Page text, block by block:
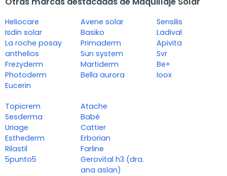
Heliocare
Isdin solar
La roche posay
anthelios
Frezyderm
Photoderm
Eucerin
Avene solar
Basiko
Primaderm
Sun system
Martiderm
Bella aurora
Sensilis
Ladival
Apivita
Svr
Be+
Ioox
Topicrem
Sesderma
Uriage
Esthederm
Rilastil
5punto5
Atache
Babé
Cattier
Erborian
Farline
Gerovital h3 (dra.
ana aslan)